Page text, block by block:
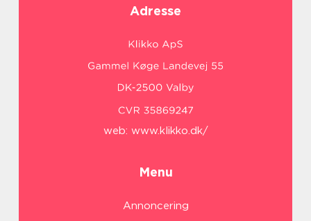
Adresse
web: www.klikko.dk/
Menu
Annoncering